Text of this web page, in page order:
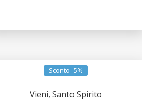
Sconto -5%
Vieni, Santo Spirito